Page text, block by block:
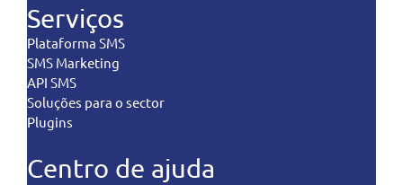
Serviços
Plataforma SMS
SMS Marketing
API SMS
Soluções para o sector
Plugins
Centro de ajuda